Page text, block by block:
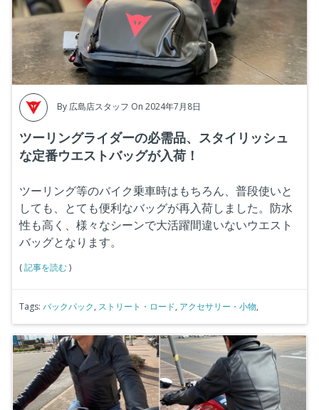
By 広島店スタッフ On 2024年7月8日
ツーリングライダーの必需品、スタイリッシュ
な定番ウエストバッグが入荷！
ツーリング等のバイク乗車時はもちろん、普段使いと
しても、とても便利なバッグが再入荷しました。防水
性も高く、様々なシーンで大活躍間違いないウエスト
バッグとなります。
(記事を読む)
Tags: バックパック, ストリート・ロード, アクセサリー・小物,